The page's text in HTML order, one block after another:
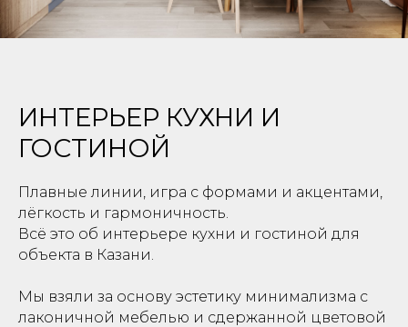
ИНТЕРЬЕР КУХНИ И
ГОСТИНОЙ
Плавные линии, игра с формами и акцентами,
лёгкость и гармоничность.
Всё это об интерьере кухни и гостиной для
объекта в Казани.
Мы взяли за основу эстетику минимализма с
лаконичной мебелью и сдержанной цветовой